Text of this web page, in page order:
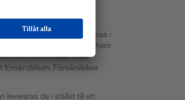
originalförpackning levereras i
Försändelsen levereras hem
från fraktföraren med
försändelsen. Försändelser
levereras de i stället till ett